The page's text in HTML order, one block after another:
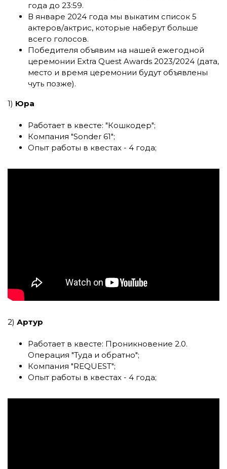
года до 23:59.
В январе 2024 года мы выкатим список 5
актеров/актрис, которые наберут больше
всего голосов.
Победителя объявим на нашей ежегодной
церемонии Extra Quest Awards 2023/2024 (дата,
место и время церемонии будут объявлены
чуть позже).
1) Юра
Работает в квесте: "Кошкодер";
Компания "Sonder 61";
Опыт работы в квестах - 4 года;
2) Артур
Работает в квесте: Проникновение 2.0.
Операция "Туда и обратно";
Компания "REQUEST";
Опыт работы в квестах - 4 года;